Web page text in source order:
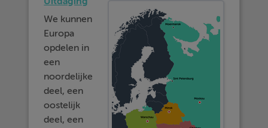
We kunnen
Europa
opdelen in
een
noordelijke
deel, een
oostelijk
deel, een